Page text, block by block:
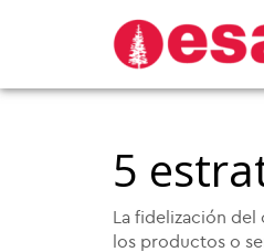
5
La fidelización
los productos o